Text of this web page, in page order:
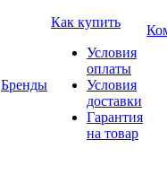
Бренды
Как купить
Условия
оплаты
Условия
доставки
Гарантия
на товар